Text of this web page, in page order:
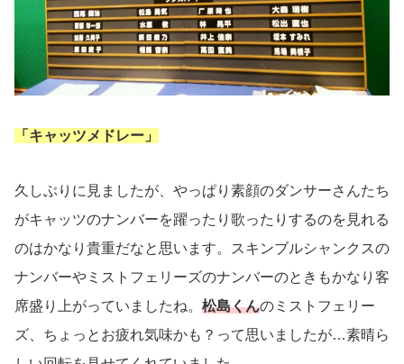
「キャッツメドレー」
久しぶりに見ましたが、やっぱり素顔のダンサーさんたち
がキャッツのナンバーを躍ったり歌ったりするのを見れる
のはかなり貴重だなと思います。スキンブルシャンクスの
ナンバーやミストフェリーズのナンバーのときもかなり客
席盛り上がっていましたね。 松島くんのミストフェリー
ズ、ちょっとお疲れ気味かも？って思いましたが…素晴ら